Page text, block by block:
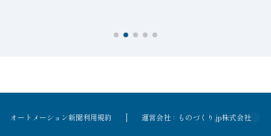
オートメーション新聞利用規約 運営会社：ものづくり.jp株式会社